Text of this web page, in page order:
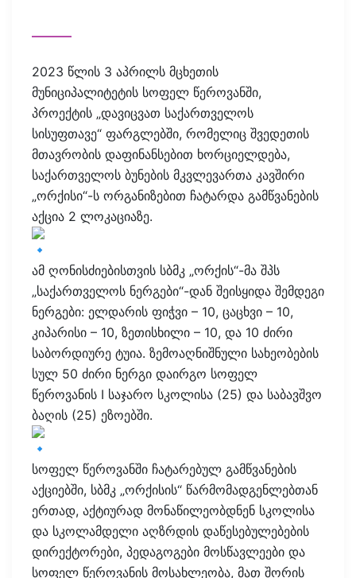
2023 წლის 3 აპრილს მცხეთის
მუნიციპალიტეტის სოფელ წეროვანში,
პროექტის „დავიცვათ საქართველოს
სისუფთავე“ ფარგლებში, რომელიც შვედეთის
მთავრობის დაფინანსებით ხორციელდება,
საქართველოს ბუნების მკვლევართა კავშირი
„ორქისი“-ს ორგანიზებით ჩატარდა გამწვანების
აქცია 2 ლოკაციაზე.
ამ ღონისძიებისთვის სბმკ „ორქის“-მა შპს
„საქართველოს ნერგები“-დან შეისყიდა შემდეგი
ნერგები: ელდარის ფიჭვი – 10, ცაცხვი – 10,
კიპარისი – 10, ზეთისხილი – 10, და 10 ძირი
საბორდიურე ტუია. ზემოაღნიშნული სახეობების
სულ 50 ძირი ნერგი დაირგო სოფელ
წეროვანის I საჯარო სკოლისა (25) და საბავშვო
ბაღის (25) ეზოებში.
სოფელ წეროვანში ჩატარებულ გამწვანების
აქციებში, სბმკ „ორქისის“ წარმომადგენლებთან
ერთად, აქტიურად მონაწილეობდნენ სკოლისა
და სკოლამდელი აღზრდის დაწესებულებების
დირექტორები, პედაგოგები მოსწავლეები და
სოფელ წეროვანის მოსახლეობა, მათ შორის